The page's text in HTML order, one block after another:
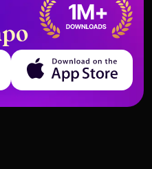
Download on the App Store